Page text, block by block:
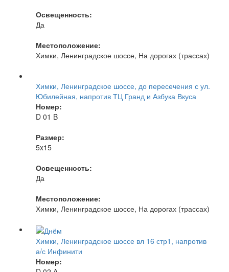
Освещенность:
Да
Местоположение:
Химки, Ленинградское шоссе, На дорогах (трассах)
Химки, Ленинградское шоссе, до пересечения с ул.
Юбилейная, напротив ТЦ Гранд и Азбука Вкуса
Номер:
D 01 B
Размер:
5x15
Освещенность:
Да
Местоположение:
Химки, Ленинградское шоссе, На дорогах (трассах)
Химки, Ленинградское шоссе вл 16 стр1, напротив
а/с Инфинити
Номер: